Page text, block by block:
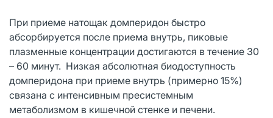
При приеме натощак домперидон быстро
абсорбируется после приема внутрь, пиковые
плазменные концентрации достигаются в течение 30
– 60 минут. Низкая абсолютная биодоступность
домперидона при приеме внутрь (примерно 15%)
связана с интенсивным пресистемным
метаболизмом в кишечной стенке и печени.